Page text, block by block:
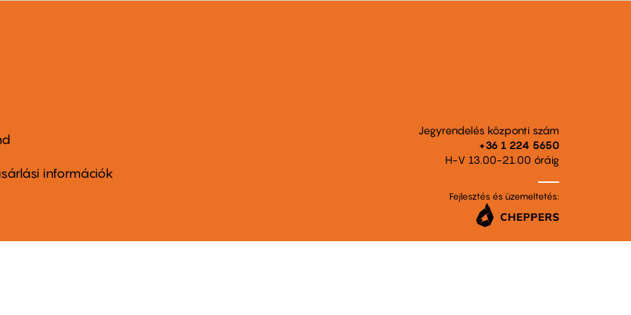
információk
Jegyrendelés központi szám
+36 1 224 5650
H-V 13.00-21.00 óráig
Fejlesztés és üzemeltetés: